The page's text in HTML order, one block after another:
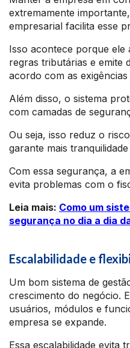
extremamente
empresarial facilita esse
Isso acontece porque ele
regras tributárias e emite
acordo com as exigências
Além disso, o sistema
com camadas de
Ou seja, isso reduz o
garante mais
Com essa segurança, a
evita problemas com o
Leia mais: Como um
segurança no dia a dia
Escalabilidade e
Um bom sistema de
crescimento do negócio.
usuários, módulos e
empresa se expande.
Essa escalabilidade evita